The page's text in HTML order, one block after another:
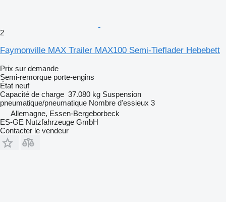
2
Faymonville MAX Trailer MAX100 Semi-Tieflader Hebebett
Prix sur demande
Semi-remorque porte-engins
État neuf
Capacité de charge 37.080 kg Suspension
pneumatique/pneumatique Nombre d'essieux 3
Allemagne, Essen-Bergeborbeck
ES-GE Nutzfahrzeuge GmbH
Contacter le vendeur